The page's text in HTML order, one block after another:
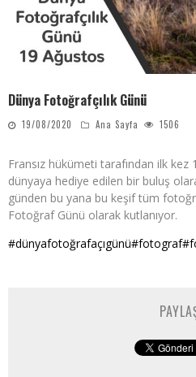
Dünya Fotoğrafçılık Günü
19/08/2020 Ana Sayfa 1506
Fransız hükümeti tarafından ilk
dünyaya hediye edilen bir buluş
günden bu yana bu keşif tüm
Fotoğraf Günü olarak kutlanıyor.
#dünyafotoğrafaçıgünü#fotograf